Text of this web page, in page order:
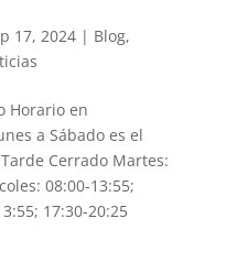
17, 2024| Blog,
Horario en
a Sábado es el
Cerrado Martes:
08:00-13:55;
17:30-20:25